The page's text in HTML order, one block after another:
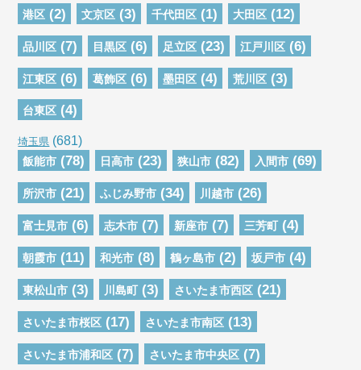
港区 (2) 文京区 (3) 千代田区 (1) 大田区 (12)
品川区 (7) 目黒区 (6) 足立区 (23) 江戸川区 (6)
江東区 (6) 葛飾区 (6) 墨田区 (4) 荒川区 (3)
台東区 (4)
埼玉県 (681)
飯能市 (78) 日高市 (23) 狭山市 (82) 入間市 (69)
所沢市 (21) ふじみ野市 (34) 川越市 (26)
富士見市 (6) 志木市 (7) 新座市 (7) 三芳町 (4)
朝霞市 (11) 和光市 (8) 鶴ヶ島市 (2) 坂戸市 (4)
東松山市 (3) 川島町 (3) さいたま市西区 (21)
さいたま市桜区 (17) さいたま市南区 (13)
さいたま市浦和区 (7) さいたま市中央区 (7)